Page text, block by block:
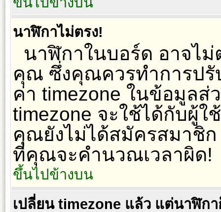
นาฬิกาไม่ตรง!
นาฬิกาในบอร์ด อาจไม่
คุณ ซึ่งคุณควรทำการปรั
ค่า timezone ในข้อมูล
timezone จะใช้ได้กับผู้
คุณยังไม่ได้สมัครสมาชิ
ที่คุณจะคำนวณเวลาผิด!
ขึ้นไปข้างบน
เปลี่ยน timezone แล้ว แต่นาฬิกา